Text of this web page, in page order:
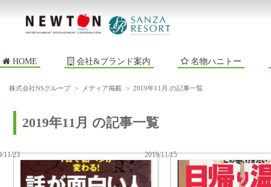
HOME 会社&ブランド案内 名物ハニトー
株式会社NSグループ > メディア掲載 > 2019年11月 の記事一覧
2019年11月 の記事一覧
11/23 2019/11/15